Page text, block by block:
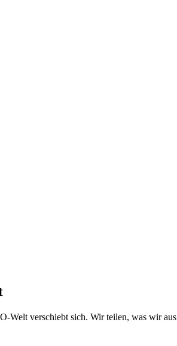
verschiebt sich. Wir teilen, was wir